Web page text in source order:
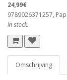
24,99€
9789026371257,
In stock.
Omschrijving